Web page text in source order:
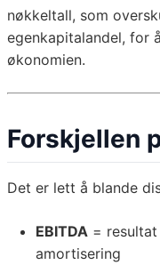
nøkkeltall, som
egenkapitalandel, for
økonomien.
Forskjellen
Det er lett å blande
EBITDA =
amortisering